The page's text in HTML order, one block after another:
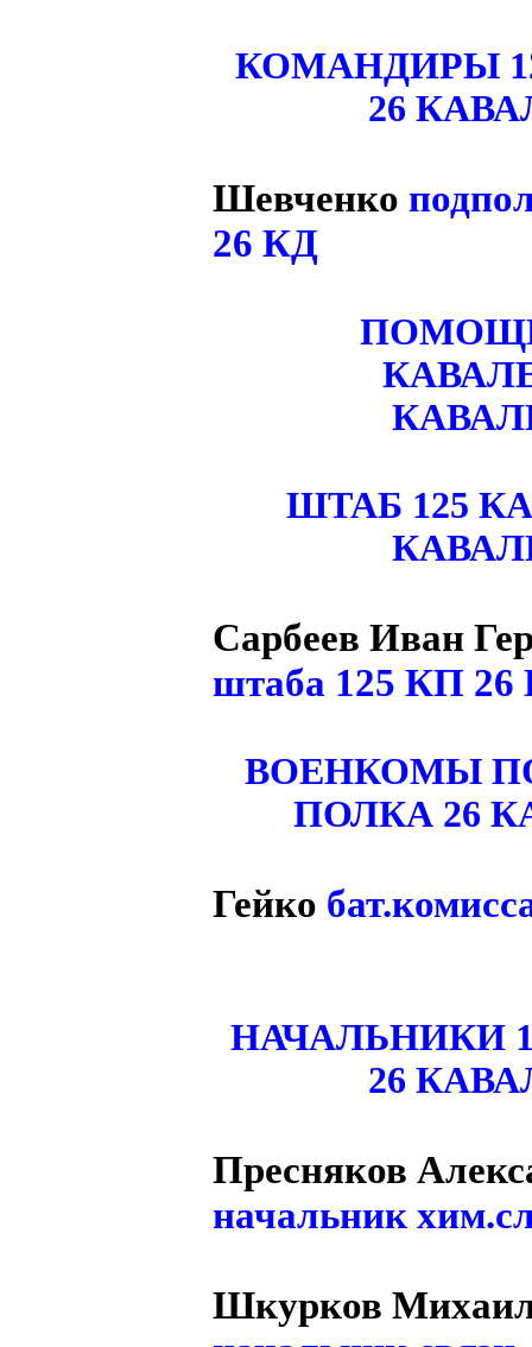
КОМАНДИРЫ
26
Шевченко
26 КД
ШТАБ 125
Сарбеев Иван
штаба 125 КП 26
ВОЕНКОМЫ
ПОЛКА 26
Гейко
НАЧАЛЬНИКИ
26
Пресняков
начальник
Шкурков